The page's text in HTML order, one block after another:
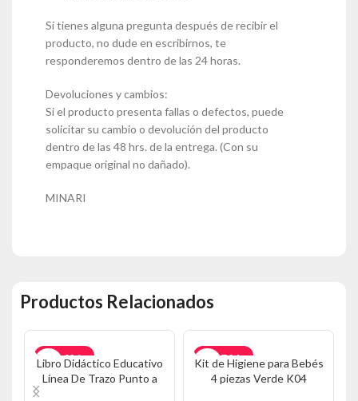
Si tienes alguna pregunta después de recibir el
producto, no dude en escribirnos, te
responderemos dentro de las 24 horas.
Devoluciones y cambios:
Si el producto presenta fallas o defectos, puede
solicitar su cambio o devolución del producto
dentro de las 48 hrs. de la entrega. (Con su
empaque original no dañado).
MINARI
Productos Relacionados
-34%
AGOTADO
Libro Didáctico Educativo
Línea De Trazo Punto a
-35%
AGOTADO
Kit de Higiene para Bebés
4 piezas Verde K04